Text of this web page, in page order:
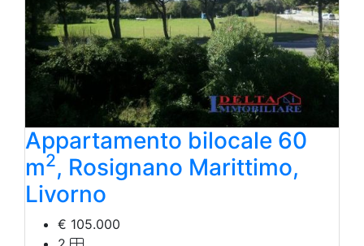
Appartamento bilocale 60
m2, Rosignano Marittimo,
Livorno
€ 105.000